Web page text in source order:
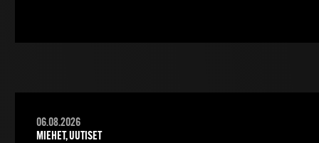
06.08.2026
MIEHET, UUTISET